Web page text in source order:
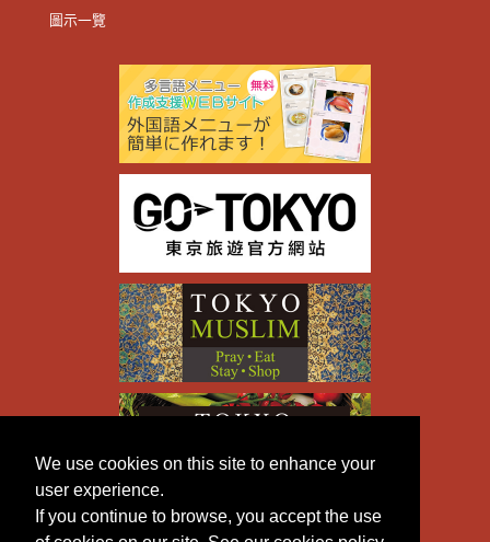
We use cookies on this site to enhance your
user experience.
If you continue to browse, you accept the use
圖示一覽